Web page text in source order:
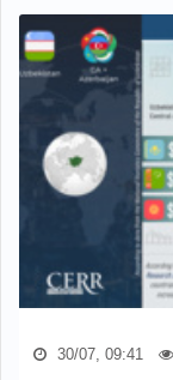
30/07, 09:41